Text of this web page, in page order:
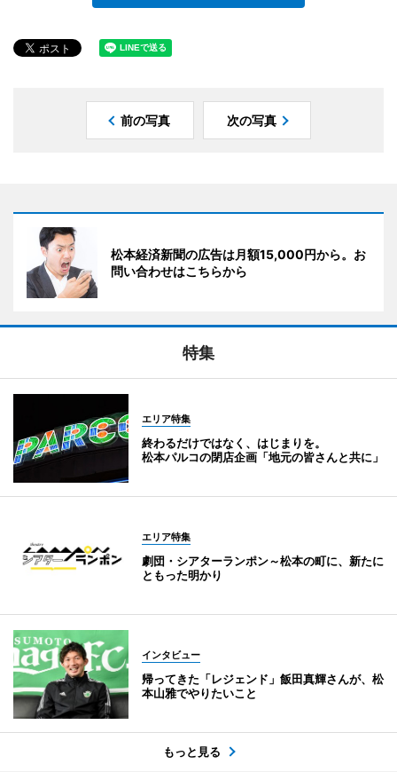
前の写真 次の写真
松本経済新聞の広告は月額15,000円から。お
問い合わせはこちらから
特集
エリア特集
終わるだけではなく、はじまりを。
松本パルコの閉店企画「地元の皆さんと共に」
エリア特集
劇団・シアターランポン～松本の町に、新たに
ともった明かり
インタビュー
帰ってきた「レジェンド」飯田真輝さんが、松
本山雅でやりたいこと
もっと見る